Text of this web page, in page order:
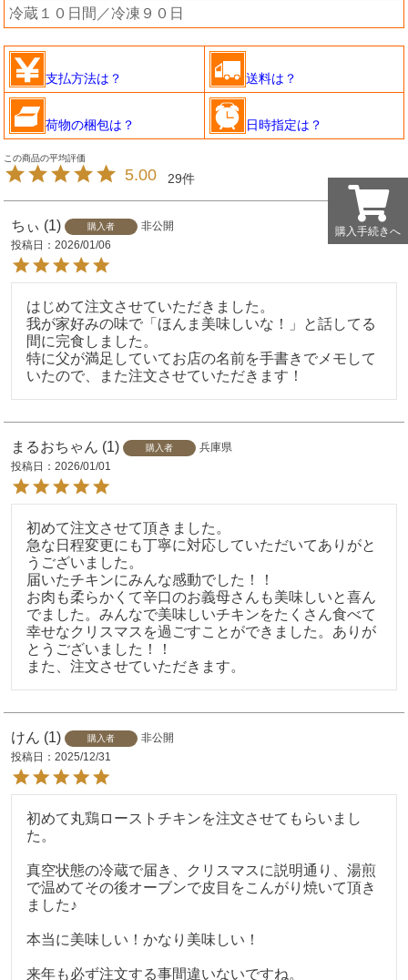
冷蔵１０日間／冷凍９０日
支払方法は？ 送料は？
荷物の梱包は？ 日時指定は？
5.00 29
ちぃ 1 購入者
非公開
投稿日
2026/01/06
はじめて注文させていただきました。
我が家好みの味で「ほんま美味しいな！」と話してる
間に完食しました。
特に父が満足していてお店の名前を手書きでメモして
いたので、また注文させていただきます！
まるおちゃん 1 購入者
兵庫県
投稿日
2026/01/01
初めて注文させて頂きました。
急な日程変更にも丁寧に対応していただいてありがと
うございました。
届いたチキンにみんな感動でした！！
お肉も柔らかくて辛口のお義母さんも美味しいと喜ん
でました。みんなで美味しいチキンをたくさん食べて
幸せなクリスマスを過ごすことができました。ありが
とうございました！！
また、注文させていただきます。
けん 1 購入者
非公開
投稿日
2025/12/31
初めて丸鶏ローストチキンを注文させてもらいまし
た。
真空状態の冷蔵で届き、クリスマスに説明通り、湯煎
で温めてその後オーブンで皮目をこんがり焼いて頂き
ました♪
本当に美味しい！かなり美味しい！
来年も必ず注文する事間違いないですね。
購入手続きへ
購入手続きへ